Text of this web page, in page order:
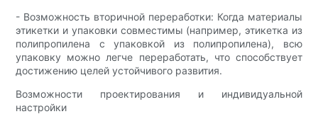
- Возможность вторичной переработки: Когда материалы
этикетки и упаковки совместимы (например, этикетка из
полипропилена с упаковкой из полипропилена), всю
упаковку можно легче переработать, что способствует
достижению целей устойчивого развития.
Возможности проектирования и индивидуальной
настройки